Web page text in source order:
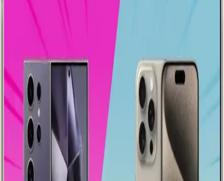
Telefon markası seçimi kullanım alışkanlıklarına göre değişir. iPhone
uzun destek ve seyahat avantajı sunarken, Samsung özelleştirme ve
çok yönlülük sağlar. Diğer markalar performans ve fiyat dengesi
iPhone 14 Pro Max için En İyi Ekran Koruyucu
Seçenekleri ve Kullanım İpuçları
iPhone 14 Pro Max kullanıcıları için ekran koruyucu seçiminde
dikkat edilmesi gerekenler ve çeşitli koruyucu seçenekler hakkında
bilgi. Dayanıklılık, görünüm ve bütçe uyumu göz önünde
bulundurulur.
Akıllı Telefonlarda Hızlı Şarj Teknolojilerinin
Güncel Durumu ve Geleceği
Akıllı telefonlarda hızlı şarj teknolojileri zaman tasarrufu sağlarken
pil ömrü ve güvenlik konularında dikkat edilmesi gereken önemli
noktaları içeriyor.